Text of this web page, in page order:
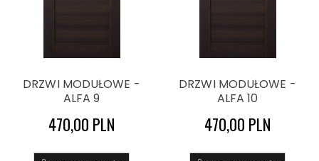
DRZWI MODUŁOWE -
ALFA 9
470,00 PLN
DRZWI MODUŁOWE -
ALFA 10
470,00 PLN